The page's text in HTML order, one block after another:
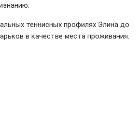
теннисных профилях Элина до
в качестве места проживания.